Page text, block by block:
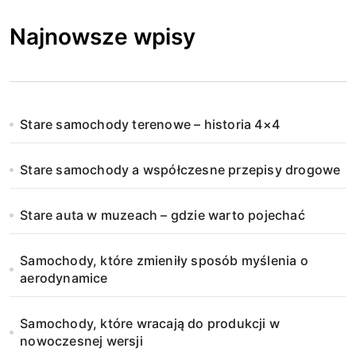
Najnowsze wpisy
Stare samochody terenowe – historia 4×4
Stare samochody a współczesne przepisy drogowe
Stare auta w muzeach – gdzie warto pojechać
Samochody, które zmieniły sposób myślenia o
aerodynamice
Samochody, które wracają do produkcji w
nowoczesnej wersji